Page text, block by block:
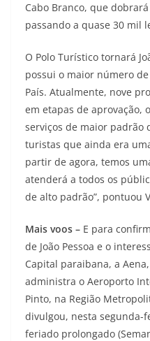
Cabo Branco, que
passando a quase 30 mil
O Polo Turístico tornará
possui o maior número
País. Atualmente, nove
em etapas de aprovação,
serviços de maior padrão
turistas que ainda era
partir de agora, temos
atenderá a todos os
de alto padrão”, pontuou
Mais voos – E para
de João Pessoa e o
Capital paraibana, a
administra o Aeroporto
Pinto, na Região
divulgou, nesta segunda-
feriado prolongado